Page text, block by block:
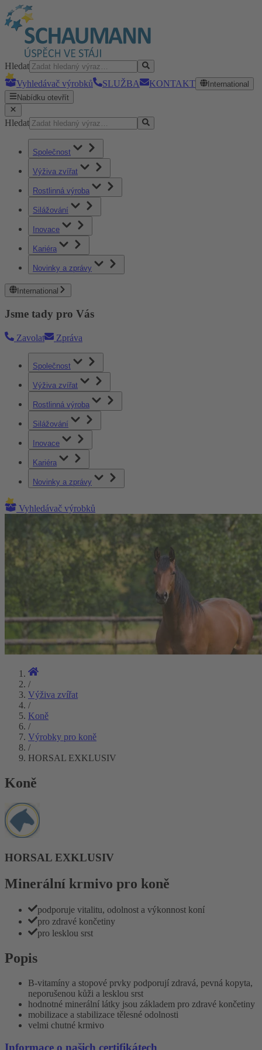
Hledat
Vyhledávač výrobků
SLUŽBA KONTAKT
International
Nabídku otevřít
Hledat
Společnost
Výživa zvířat
Rostlinná výroba
Silážování
Inovace
Kariéra
Novinky a zprávy
International
Jsme tady pro Vás
Zavolat Zpráva
Společnost
Výživa zvířat
Rostlinná výroba
Silážování
Inovace
Kariéra
Novinky a zprávy
Vyhledávač výrobků
/
Výživa zvířat
/
Koně
/
Výrobky pro koně
/
HORSAL EXKLUSIV
Koně
HORSAL EXKLUSIV
Minerální krmivo pro koně
podporuje vitalitu, odolnost a výkonnost koní
pro zdravé končetiny
pro lesklou srst
Popis
B-vitamíny a stopové prvky podporují zdravá, pevná kopyta,
neporušenou kůži a lesklou srst
hodnotné minerální látky jsou základem pro zdravé končetiny
mobilizace a stabilizace tělesné odolnosti
velmi chutné krmivo